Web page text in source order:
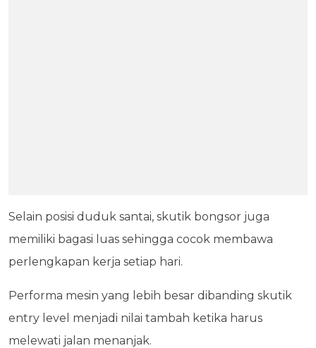
Selain posisi duduk santai, skutik bongsor juga
memiliki bagasi luas sehingga cocok membawa
perlengkapan kerja setiap hari.
Performa mesin yang lebih besar dibanding skutik
entry level menjadi nilai tambah ketika harus
melewati jalan menanjak.